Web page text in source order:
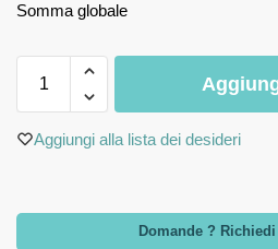
Somma globale
Aggiungi alla lista dei desideri
Domande ?